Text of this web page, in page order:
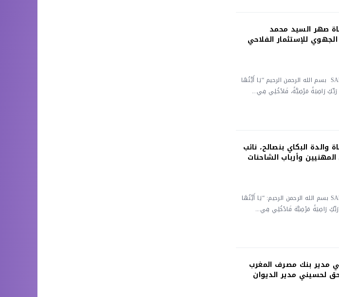
صهر السيد محمد
للإستثمار الفلاحي
صباح الشرق / SABAHACHARK بسم الله الرحمن الرحيم “يَا أَيَّتُهَا
رَاضِيَةً مَرْضِيَّةً، فَادْخُلِي فِي...
البكاي بنصالح، نائب
وأرباب الشاحنات
صباح الشرق / SABAHACHARK بسم الله الرحمن الرحيم: “يَا أَيَّتُهَا
رَاضِيَةً مَرْضِيَّة فَادْخُلِي فِي...
مدير بنك مصرف المغرب
لحسيني مدير الديوان